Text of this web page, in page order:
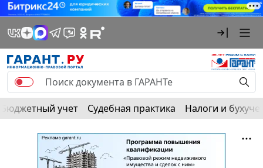
Бюджетный учет Судебная практика Налоги и